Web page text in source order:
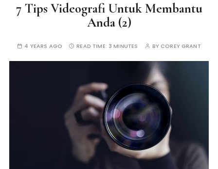
7 Tips Videografi Untuk Membantu
Anda (2)
4 YEARS AGO READ TIME: 3 MINUTES BY COREY GRANT